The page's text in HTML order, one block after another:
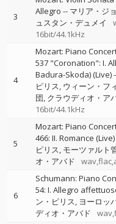
3
Allegro -- マリア・ジ
ュスタン・デュメイ
16bit/44.1kHz
4
Mozart: Piano
537 "Coronation": I.
Badura-Skoda) (Live)
ピリス ウィーン・フ
団 クラウディオ・ア
16bit/44.1kHz
5
Mozart: Piano
466: II. Romance (Live)
ピリス モーツァルト
オ・アバド
6
Schumann: Piano
54: I. Allegro
ン・ピリス ヨーロッ
ディオ・アバド